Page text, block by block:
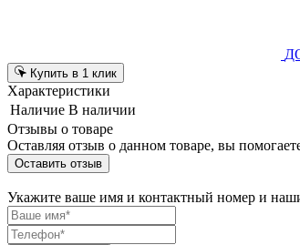
Купить в 1 клик
Характеристики
Наличие В наличии
Отзывы о товаре
Оставляя отзыв о данном товаре, вы
Оставить отзыв
Укажите ваше имя и контактный номер и